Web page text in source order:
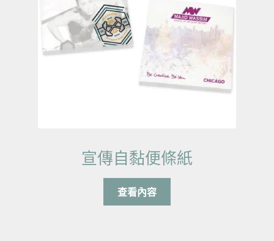
宣傳自黏便條紙
查看內容